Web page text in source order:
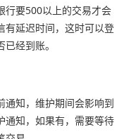
行要500以上的交易才会
有延迟时间，这时可以登
经到账。
通知，维护期间会影响到
通知，如果有，需要等待